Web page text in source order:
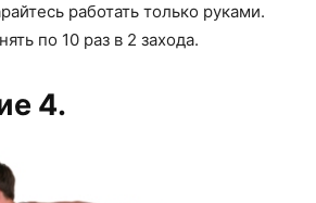
работать только руками.
по 10 раз в 2 захода.
4.